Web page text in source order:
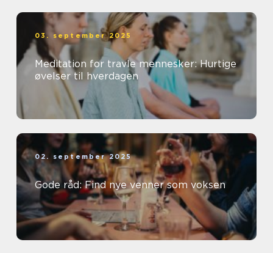
03. september 2025
Meditation for travle mennesker: Hurtige
øvelser til hverdagen
02. september 2025
Gode råd: Find nye venner som voksen